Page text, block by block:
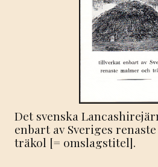
Det svenska
enbart av Sveriges
träkol [= omslagstitel].